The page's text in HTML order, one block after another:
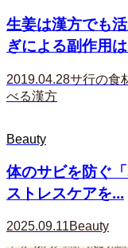
生姜は漢方でも
ぎによる副作用
2019.04.28サ行の食
べる漢方
Beauty
体のサビを防ぐ
ストレスケアを...
2025.09.11Beauty